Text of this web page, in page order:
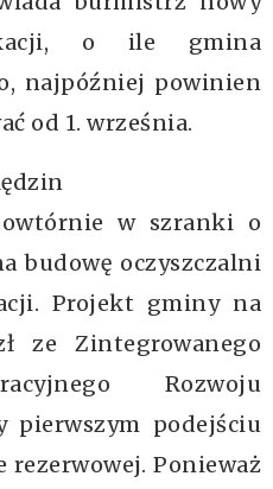
o ile gmina
najpóźniej powinien
od 1. września.
w szranki o
budowę oczyszczalni
Projekt gminy na
ze Zintegrowanego
Rozwoju
pierwszym podejściu
rezerwowej. Ponieważ